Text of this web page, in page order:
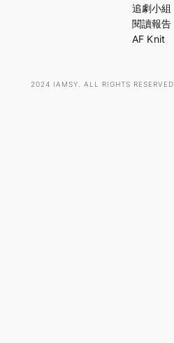
追劇小組
閱讀報告
AF Knit
2024 IAMSY. ALL RIGHTS RESERVED.